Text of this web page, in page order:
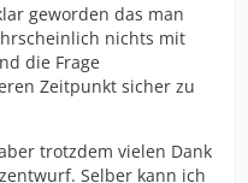
geworden das man
nichts mit
die Frage
Zeitpunkt sicher zu
trotzdem vielen Dank
Selber kann ich